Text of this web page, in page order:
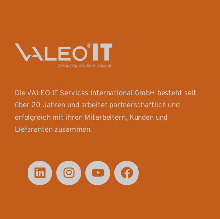
Die VALEO IT Services International GmbH besteht seit
über 20 Jahren und arbeitet partnerschaftlich und
erfolgreich mit ihren Mitarbeitern, Kunden und
Lieferanten zusammen.